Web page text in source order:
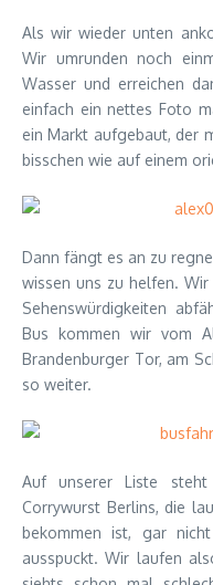
Als wir wieder unten
Wir umrunden noch
Wasser und erreichen
einfach ein nettes Foto
ein Markt aufgebaut, der
bisschen wie auf einem
Dann fängt es an zu
wissen uns zu helfen.
Sehenswürdigkeiten
Bus kommen wir vom
Brandenburger Tor, am
so weiter.
Auf unserer Liste
Corrywurst Berlins, die
bekommen ist, gar
ausspuckt. Wir laufen